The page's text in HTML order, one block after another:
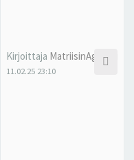
Kirjoittaja MatriisinAgentti
11.02.25 23:10